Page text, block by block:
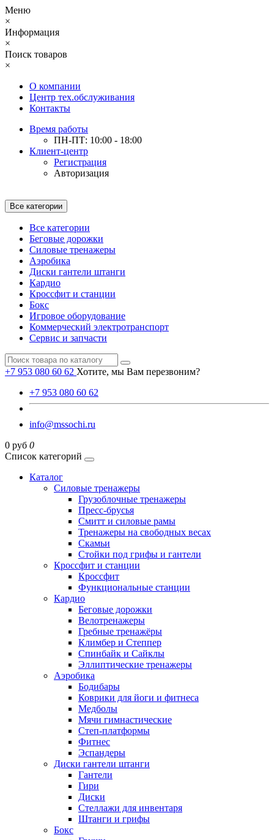
Меню
×
Информация
×
Поиск товаров
×
О компании
Центр тех.обслуживания
Контакты
Время работы
ПН-ПТ: 10:00 - 18:00
Клиент-центр
Регистрация
Авторизация
Все категории
Все категории
Беговые дорожки
Силовые тренажеры
Аэробика
Диски гантели штанги
Кардио
Кроссфит и станции
Бокс
Игровое оборудование
Коммерческий электротранспорт
Сервис и запчасти
+7 953 080 60 62 Хотите, мы Вам перезвоним?
+7 953 080 60 62
info@mssochi.ru
0 руб 0
Список категорий
Каталог
Силовые тренажеры
Грузоблочные тренажеры
Пресс-брусья
Смитт и силовые рамы
Тренажеры на свободных весах
Скамьи
Стойки под грифы и гантели
Кроссфит и станции
Кроссфит
Функциональные станции
Кардио
Беговые дорожки
Велотренажеры
Гребные тренажёры
Климбер и Степпер
Спинбайк и Сайклы
Эллиптические тренажеры
Аэробика
Бодибары
Коврики для йоги и фитнеса
Медболы
Мячи гимнастические
Степ-платформы
Фитнес
Эспандеры
Диски гантели штанги
Гантели
Гири
Диски
Стеллажи для инвентаря
Штанги и грифы
Бокс